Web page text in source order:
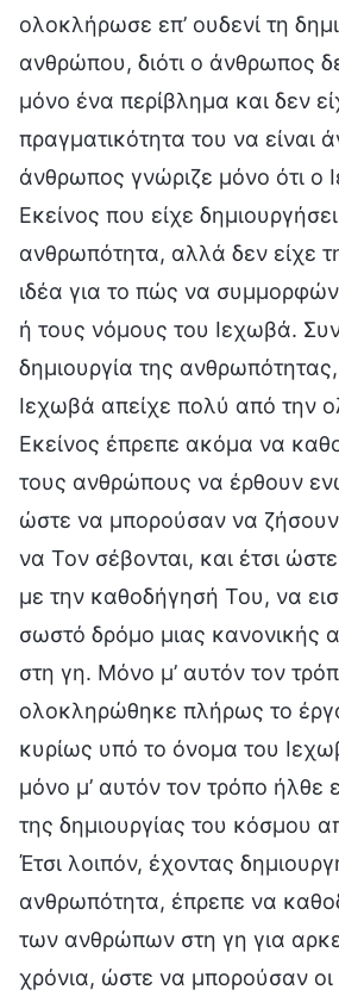
ολοκλήρωσε επ’ ουδενί τη
ανθρώπου, διότι ο άνθρωπος
μόνο ένα περίβλημα και δεν
πραγματικότητα του να είναι
άνθρωπος γνώριζε μόνο ότι ο
Εκείνος που είχε
ανθρωπότητα, αλλά δεν είχε
ιδέα για το πώς να
ή τους νόμους του Ιεχωβά.
δημιουργία της
Ιεχωβά απείχε πολύ από την
Εκείνος έπρεπε ακόμα να
τους ανθρώπους να έρθουν
ώστε να μπορούσαν να ζήσουν
να Τον σέβονται, και έτσι
με την καθοδήγησή Του, να
σωστό δρόμο μιας κανονικής
στη γη. Μόνο μ’ αυτόν τον
ολοκληρώθηκε πλήρως το
κυρίως υπό το όνομα του
μόνο μ’ αυτόν τον τρόπο ήλθε
της δημιουργίας του κόσμου
Έτσι λοιπόν, έχοντας
ανθρωπότητα, έπρεπε να
των ανθρώπων στη γη για
χρόνια, ώστε να μπορούσαν